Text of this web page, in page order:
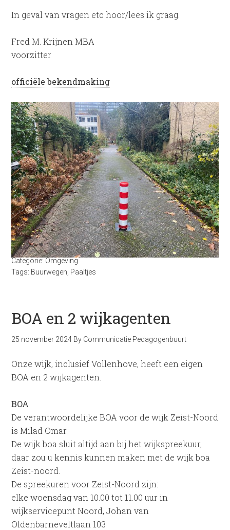
In geval van vragen etc hoor/lees ik graag.
Fred M. Krijnen MBA
voorzitter
officiële bekendmaking
Categorie: Omgeving
Tags: Buurwegen Paaltjes
BOA en 2 wijkagenten
25 november 2024 By Communicatie Pedagogenbuurt
Onze wijk, inclusief Vollenhove, heeft een eigen
BOA en 2 wijkagenten.
BOA
De verantwoordelijke BOA voor de wijk Zeist-Noord
is Milad Omar.
De wijk boa sluit altijd aan bij het wijkspreekuur,
daar zou u kennis kunnen maken met de wijk boa
Zeist-noord.
De spreekuren voor Zeist-Noord zijn:
elke woensdag van 10.00 tot 11.00 uur in
wijkservicepunt Noord, Johan van
Oldenbarneveltlaan 103